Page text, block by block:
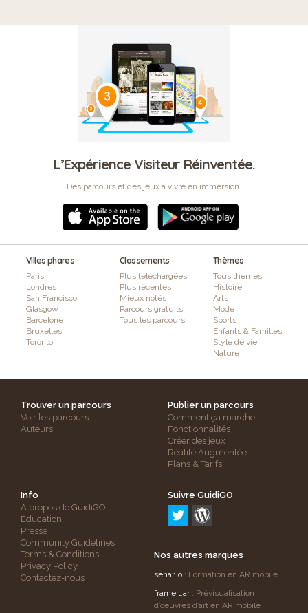
L’Expérience Visiteur Réinventée.
Des parcours et des jeux à vivre en immersion.
Villes phares
Paris
Londres
San Francisco
Glasgow
Barcelone
Bruxelles
Toronto
Classements
Plus téléchargées
Plus récentes
Mieux notés
Parcours gratuits
Tous les parcours
Thèmes
Tous thèmes
Histoire
Arts
Mode
Sports
Enfants & Familles
Style de vie
Nature
Trouver un parcours
Voir les parcours
Auteurs
Publier un parcours
Comment ça marche
Fonctionnalités
Créer des jeux
Réalité Augmentée
Plans & Tarifs
Info
A propos de GuidiGO
Education
Presse
Community Guidelines
Terms & Conditions
Privacy Policy
Contactez-nous
Suivre GuidiGO
Nos autres marques
senar.io : Formation en AR mobile
frameit.ar: Prévisualisation
d’oeuvres d’art en AR mobile